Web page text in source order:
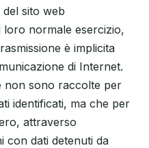
sito web
normale esercizio,
è implicita
di Internet.
non sono raccolte per
identificati, ma che per
attraverso
con dati detenuti da